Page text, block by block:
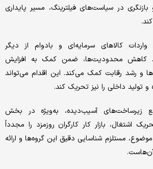
در سیاست‌های فیلترینگ، مسیر پایداری
واردات کالاهای سرمایه‌ای و بادوام از دیگر
کاهش محدودیت‌ها، ضمن کمک به افزایش
و رشد رقابت کمک می‌کند. این اقدام می‌تواند
و تولید داخلی را نیز تحریک کند.
زیرساخت‌های آسیب‌دیده، به‌ویژه در بخش
اشتغال، بازار کار کارگران روزمزد را مجدداً
مستلزم شناسایی دقیق این گروه‌ها و ارائه